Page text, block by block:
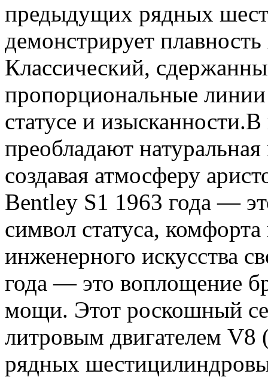
предыдущих рядных
демонстрирует
Классический,
пропорциональные
статусе и
преобладают
создавая атмосферу
Bentley S1 1963 года —
символ статуса,
инженерного искусства
года — это воплощение
мощи. Этот роскошный
литровым двигателем
рядных